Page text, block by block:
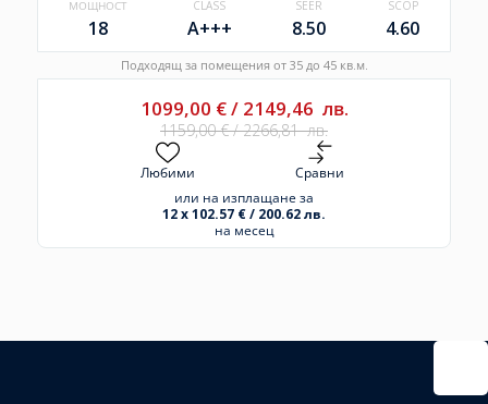
МОЩНОСТ
18
CLASS
A+++
SEER
8.50
SCOP
4.60
Подходящ за помещения от 35 до 45 кв.м.
1099,00 €/ 2149,46 лв.
1159,00€/2266,81лв.
Любими
Сравни
или на изплащане за
12 x 102.57 € / 200.62 лв.
на месец